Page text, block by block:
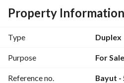
- قرب موقع الكمبوند من اهم المشاريع السكنية في القاهرة
- يبعد عن مدينتي والعاصمة الادارية الجديدة مسافة قدرها خمس
Property Information
Type Duplex
Purpose For Sale
Reference no. Bayut -